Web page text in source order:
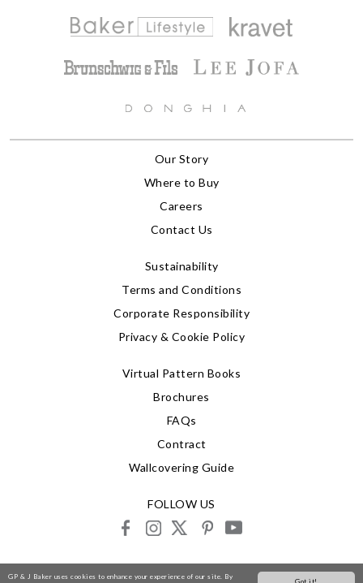
Got it!
GP & J Baker uses cookies to enhance your experience of our site. By
Our Story
Where to Buy
Careers
Contact Us
Sustainability
Terms and Conditions
Corporate Responsibility
Privacy & Cookie Policy
Virtual Pattern Books
Brochures
FAQs
Contract
Wallcovering Guide
FOLLOW US
facebookinstagram
X pinterestyoutube
© 2026 G P & J Baker